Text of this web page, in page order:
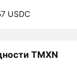
USDC
TMXN